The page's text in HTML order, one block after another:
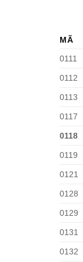
MÃ
0111
0112
0113
0117
0118
0119
0121
0128
0129
0131
0132